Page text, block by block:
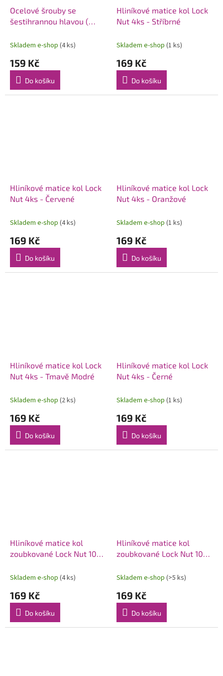
Ocelové šrouby se
šestihrannou hlavou (
50ks
Skladem e-shop (4 ks)
159 Kč
Do košíku
Hliníkové matice kol Lock
Nut 4ks - Stříbrné
Skladem e-shop (1 ks)
169 Kč
Do košíku
Hliníkové matice kol Lock
Nut 4ks - Červené
Skladem e-shop (4 ks)
169 Kč
Do košíku
Hliníkové matice kol Lock
Nut 4ks - Oranžové
Skladem e-shop (1 ks)
169 Kč
Do košíku
Hliníkové matice kol Lock
Nut 4ks - Tmavě Modré
Skladem e-shop (2 ks)
169 Kč
Do košíku
Hliníkové matice kol Lock
Nut 4ks - Černé
Skladem e-shop (1 ks)
169 Kč
Do košíku
Hliníkové matice kol
zoubkované Lock Nut 10ks
Skladem e-shop (4 ks)
169 Kč
Do košíku
Hliníkové matice kol
zoubkované Lock Nut 10ks
Skladem e-shop (>5 ks)
169 Kč
Do košíku